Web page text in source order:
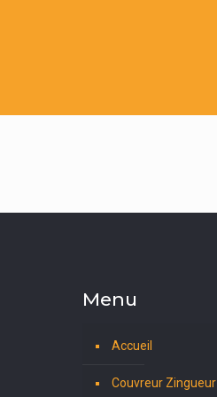
Menu
Accueil
Couvreur Zingueur